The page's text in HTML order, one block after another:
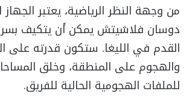
من وجهة النظر الرياضية، يعتبر
دوسان فلاشيتش يمكن أن يتكيف
القدم في الليغا. ستكون قدرته على
والهجوم على المنطقة، وخلق
للملفات الهجومية الحالية للفريق.